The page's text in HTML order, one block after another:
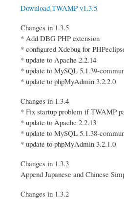
Download TWAMP v1.3.5
Changes in 1.3.5
* Add DBG PHP extension
* configured Xdebug for
* update to Apache 2.2.14
* update to MySQL 5.1.39-
* update to phpMyAdmin 3.2.2.0
Changes in 1.3.4
* Fix startup problem if TWAMP
* update to Apache 2.2.13
* update to MySQL 5.1.38-
* update to phpMyAdmin 3.2.1.0
Changes in 1.3.3
Append Japanese and Chinese
Changes in 1.3.2